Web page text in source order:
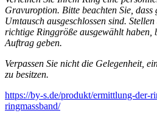
Gravuroption. Bitte beachten Sie, dass
Umtausch ausgeschlossen sind.
richtige Ringgröße ausgewählt haben,
Auftrag geben.
Verpassen Sie nicht die Gelegenheit,
zu besitzen.
https://by-s.de/produkt/ermittlung-der-
ringmassband/